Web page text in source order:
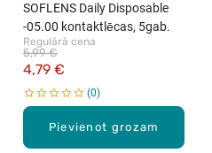
Pievienot grozam
SOFLENS Daily Disposable
-05.00 kontaktlēcas, 5gab.
Regulārā cena
4,79 €
5,99 €
0